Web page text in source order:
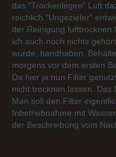
das "Trockenlegen" Luft
reichlich "Ungeziefer"
der Reinigung lufttrocknen
ich auch noch nichts
wurde, handhaben.
morgens vor dem ersten
Da hier ja nun Filter
nicht trocknen lassen. Das
Man soll den Filter
Inbetriebnahme mit
der Beschreibung vom